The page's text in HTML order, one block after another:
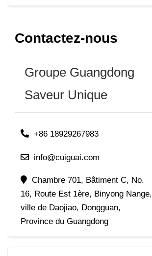
Contactez-nous
Groupe Guangdong
Saveur Unique
+86 18929267983
info@cuiguai.com
Chambre 701, Bâtiment C, No.
16, Route Est 1ère, Binyong Nange,
ville de Daojiao, Dongguan,
Province du Guangdong